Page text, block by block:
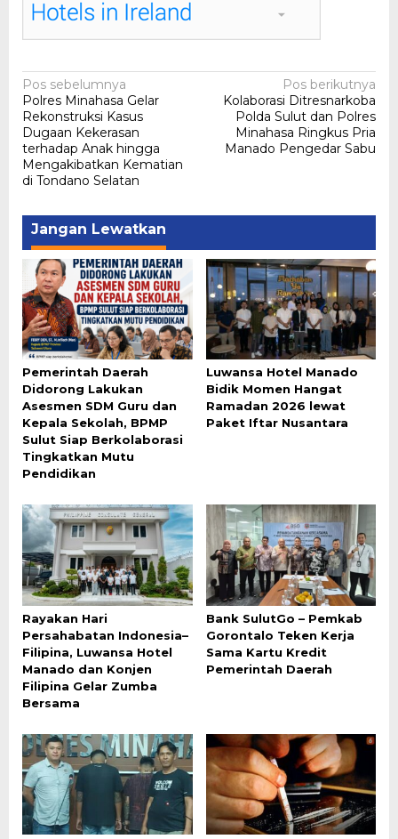
Navigasi
pos
Pos sebelumnya
Polres Minahasa Gelar
Rekonstruksi Kasus
Dugaan Kekerasan
terhadap Anak hingga
Mengakibatkan Kematian
di Tondano Selatan
Pos berikutnya
Kolaborasi Ditresnarkoba
Polda Sulut dan Polres
Minahasa Ringkus Pria
Manado Pengedar Sabu
Jangan Lewatkan
Pemerintah Daerah
Didorong Lakukan
Asesmen SDM Guru dan
Kepala Sekolah, BPMP
Sulut Siap Berkolaborasi
Tingkatkan Mutu
Pendidikan
Luwansa Hotel Manado
Bidik Momen Hangat
Ramadan 2026 lewat
Paket Iftar Nusantara
Rayakan Hari
Persahabatan Indonesia–
Filipina, Luwansa Hotel
Manado dan Konjen
Filipina Gelar Zumba
Bersama
Bank SulutGo – Pemkab
Gorontalo Teken Kerja
Sama Kartu Kredit
Pemerintah Daerah